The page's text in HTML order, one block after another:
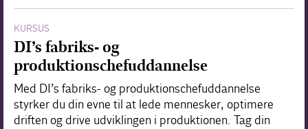
KURSUS
DI’s fabriks- og
produktionschefuddannelse
Med DI’s fabriks- og produktionschefuddannelse
styrker du din evne til at lede mennesker, optimere
driften og drive udviklingen i produktionen. Tag din